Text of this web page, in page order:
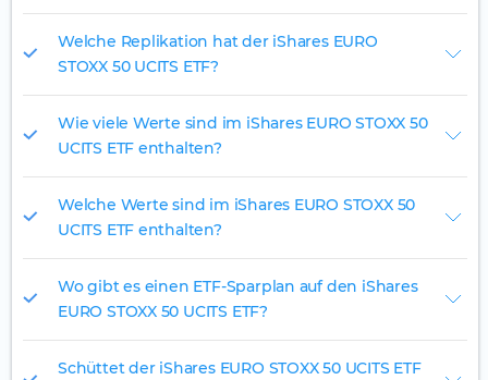
Welche Replikation hat der iShares EURO
STOXX 50 UCITS ETF?
Wie viele Werte sind im iShares EURO STOXX 50
UCITS ETF enthalten?
Welche Werte sind im iShares EURO STOXX 50
UCITS ETF enthalten?
Wo gibt es einen ETF-Sparplan auf den iShares
EURO STOXX 50 UCITS ETF?
Schüttet der iShares EURO STOXX 50 UCITS ETF